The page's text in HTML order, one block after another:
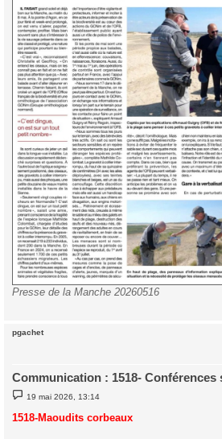
Presse de la Manche 20260516
pgachet
Communication : 1518- Conférences
M
e
s
s
19 mai 2026, 13:14
1518-Maoudits corbeaux